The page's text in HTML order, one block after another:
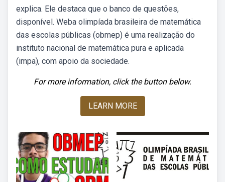
explica. Ele destaca que o banco de questões,
disponível. Weba olimpíada brasileira de matemática
das escolas públicas (obmep) é uma realização do
instituto nacional de matemática pura e aplicada
(impa), com apoio da sociedade.
For more information, click the button below.
LEARN MORE